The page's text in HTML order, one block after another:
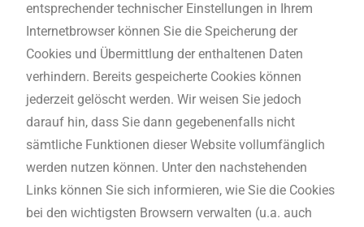
entsprechender technischer Einstellungen in Ihrem
Internetbrowser können Sie die Speicherung der
Cookies und Übermittlung der enthaltenen Daten
verhindern. Bereits gespeicherte Cookies können
jederzeit gelöscht werden. Wir weisen Sie jedoch
darauf hin, dass Sie dann gegebenenfalls nicht
sämtliche Funktionen dieser Website vollumfänglich
werden nutzen können. Unter den nachstehenden
Links können Sie sich informieren, wie Sie die Cookies
bei den wichtigsten Browsern verwalten (u.a. auch